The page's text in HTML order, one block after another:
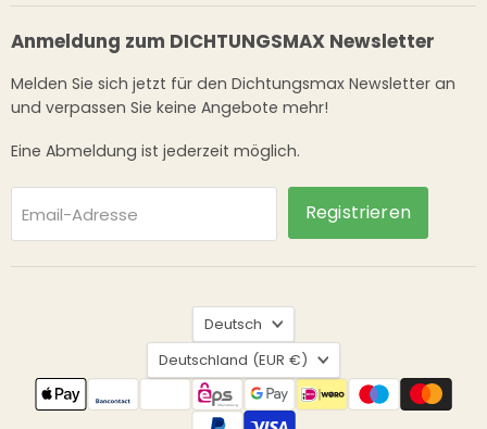
Anmeldung zum DICHTUNGSMAX Newsletter
Melden Sie sich jetzt für den Dichtungsmax Newsletter an
und verpassen Sie keine Angebote mehr!
Eine Abmeldung ist jederzeit möglich.
Email-Adresse Registrieren
Sprache
Deutsch
Land
Deutschland (EUR €)